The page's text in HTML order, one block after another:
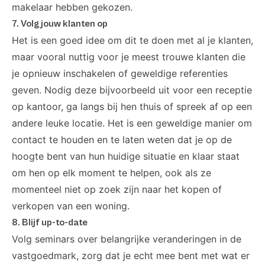
makelaar hebben gekozen.
7. Volg jouw klanten op
Het is een goed idee om dit te doen met al je klanten,
maar vooral nuttig voor je meest trouwe klanten die
je opnieuw inschakelen of geweldige referenties
geven. Nodig deze bijvoorbeeld uit voor een receptie
op kantoor, ga langs bij hen thuis of spreek af op een
andere leuke locatie. Het is een geweldige manier om
contact te houden en te laten weten dat je op de
hoogte bent van hun huidige situatie en klaar staat
om hen op elk moment te helpen, ook als ze
momenteel niet op zoek zijn naar het kopen of
verkopen van een woning.
8. Blijf up-to-date
Volg seminars over belangrijke veranderingen in de
vastgoedmark, zorg dat je echt mee bent met wat er